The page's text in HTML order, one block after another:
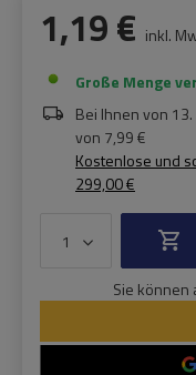
1,19 € inkl.
Große Menge
Bei Ihnen von
von 7,99 €
Kostenlose und
299,00 €
Sie können